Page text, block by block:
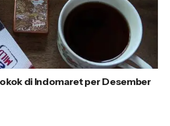
di Indomaret per Desember